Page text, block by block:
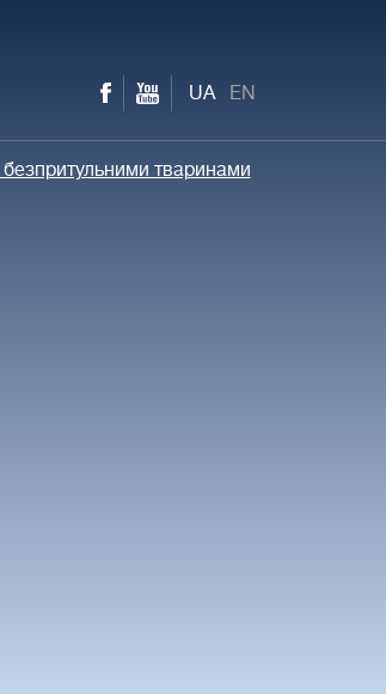
UA EN
тваринами